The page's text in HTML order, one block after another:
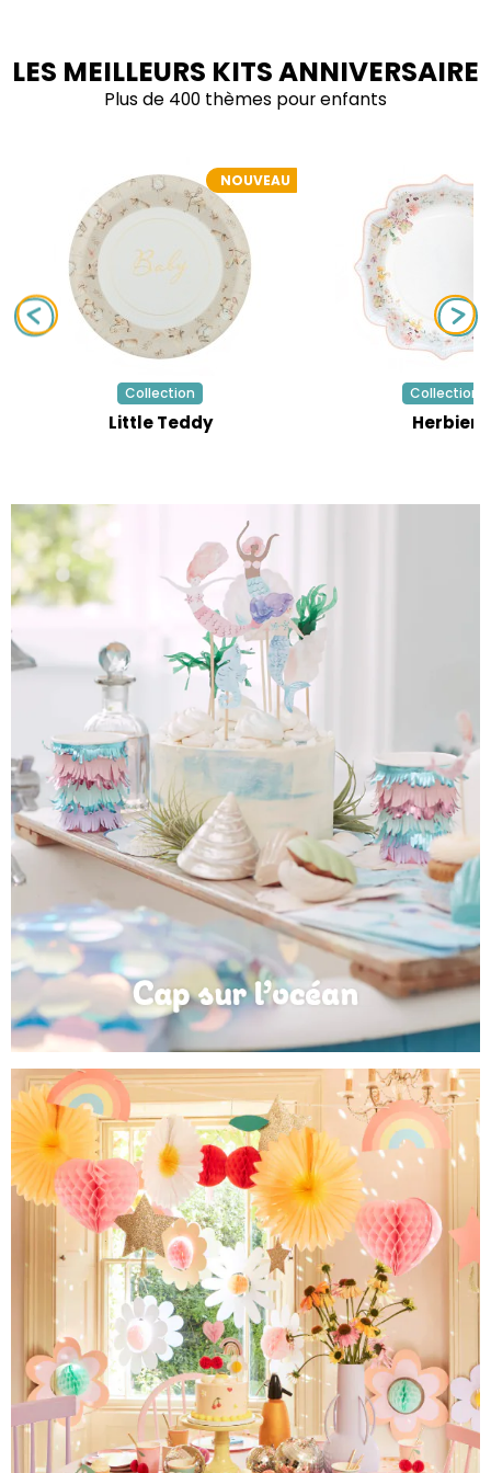
LES MEILLEURS KITS ANNIVERSAIRE
Plus de 400 thèmes pour enfants
NOUVEAU
Collection
Little Teddy
Collection
Herbier
Anniversaire Mer et Océan